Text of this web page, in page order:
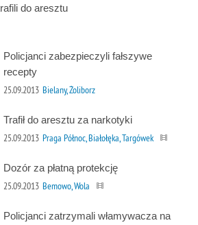
do aresztu
Policjanci zabezpieczyli fałszywe
recepty
25.09.2013 Bielany, Żoliborz
Trafił do aresztu za narkotyki
25.09.2013 Praga Północ, Białołęka, Targówek
Dozór za płatną protekcję
25.09.2013 Bemowo, Wola
Policjanci zatrzymali włamywacza na